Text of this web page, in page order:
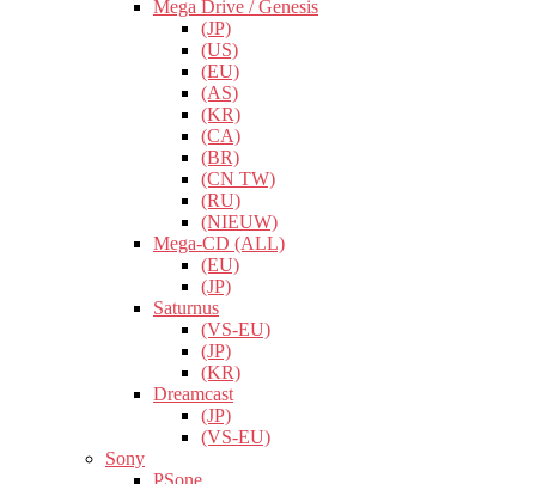
Mega Drive / Genesis
(JP)
(US)
(EU)
(AS)
(KR)
(CA)
(BR)
(CN TW)
(RU)
(NIEUW)
Mega-CD (ALL)
(EU)
(JP)
Saturnus
(VS-EU)
(JP)
(KR)
Dreamcast
(JP)
(VS-EU)
Sony